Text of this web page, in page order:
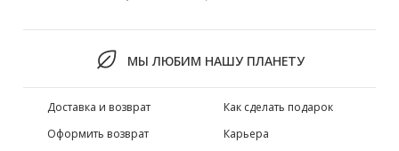
МЫ ЛЮБИМ НАШУ ПЛАНЕТУ
Доставка и возврат
Оформить возврат
Как сделать подарок
Карьера